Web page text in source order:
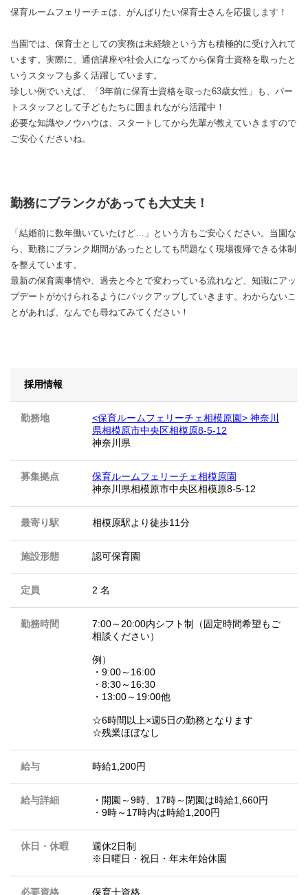
保育ルームフェリーチェは、がんばりたい保育士さんを応援します！
当園では、保育士としての実務は未経験という方も積極的に受け入れて
います。実際に、通信講座や社会人になってから保育士資格を取ったと
いうスタッフも多く活躍しています。
珍しい例でいえば、「3年前に保育士資格を取った63歳女性」も、パー
トスタッフとして子どもたちに囲まれながら活躍中！
必要な知識やノウハウは、スタートしてから先輩が教えていきますので
ご安心くださいね。
勤務にブランクがあっても大丈夫！
「結婚前に数年働いていたけど…」という方もご安心ください。当園な
ら、勤務にブランク期間があったとしても問題なく現場復帰できる体制
を整えています。
最新の保育園事情や、過去と今とで変わっている流れなど、知識にアッ
プデートがかけられるようにバックアップしていきます。わからないこ
とがあれば、なんでも尋ねてみてください！
採用情報
勤務地
<保育ルームフェリーチェ相模原園> 神奈川
県相模原市中央区相模原8-5-12
神奈川県
募集拠点
保育ルームフェリーチェ相模原園
神奈川県相模原市中央区相模原8-5-12
最寄り駅 相模原駅より徒歩11分
施設形態 認可保育園
定員 2 名
勤務時間
7:00～20:00内シフト制（固定時間希望もご
相談ください）
例）
・9:00～16:00
・8:30～16:30
・13:00～19:00他
☆6時間以上×週5日の勤務となります
☆残業ほぼなし
給与 時給1,200円
給与詳細
・開園～9時、17時～閉園は時給1,660円
・9時～17時内は時給1,200円
休日・休暇
週休2日制
※日曜日・祝日・年末年始休園
必要資格 保育士資格